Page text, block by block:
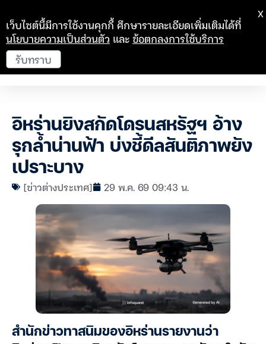
อิหร่านยิงสกัดโดรนสหรัฐฯ อ้าง
รุกล้ำน่านฟ้า บ่งชี้ดีลสันติภาพยัง
เปราะบาง
[ข่าวต่างประเทศ] 29 พ.ค. 69 09:43 น.
สำนักข่าวทาสนิมของอิหร่านรายงานว่า
เว็บไซต์นี้มีการใช้งานคุกกี้ ศึกษารายละเอียดเพิ่มเติมได้ที่
นโยบายความเป็นส่วนตัว และข้อตกลงการใช้บริการ
รับทราบ
X